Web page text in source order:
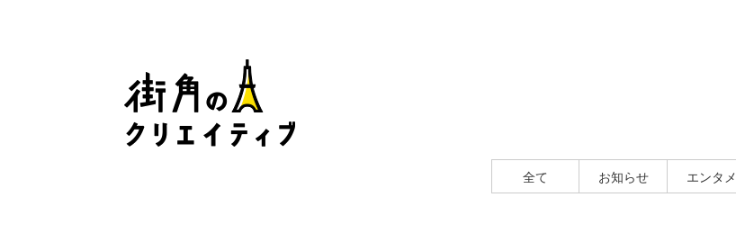
全て お知らせ エンタメ